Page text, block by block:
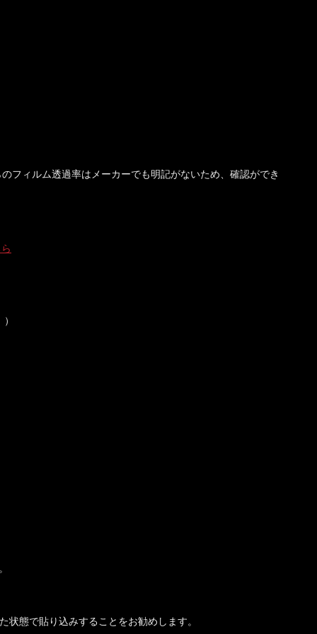
フィルム透過率はメーカーでも明記がないため、確認ができ
態で貼り込みすることをお勧めします。